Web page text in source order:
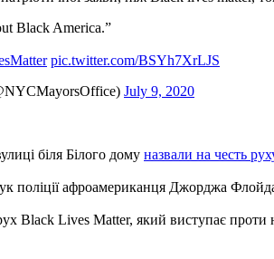
Black America.”
pic.twitter.com/BSYh7XrLJS
July 9, 2020
біля Білого дому назвали на честь
поліції афроамериканця Джорджа
Black Lives Matter, який виступає